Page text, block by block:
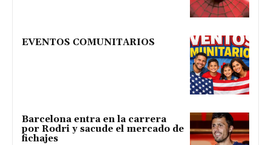
EVENTOS COMUNITARIOS
Barcelona entra en la carrera
por Rodri y sacude el mercado de
fichajes